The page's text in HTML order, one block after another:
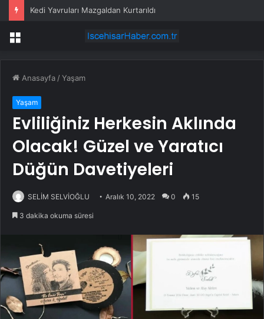
ABD UFO Dosyalarını Yayınladı
Menü
Anasayfa /Yaşam
Yaşam
Evliliğiniz Herkesin Aklında
Olacak! Güzel ve Yaratıcı
Düğün Davetiyeleri
SELİM SELVİOĞLU Aralık 10, 2022 0 15
3 dakika okuma süresi